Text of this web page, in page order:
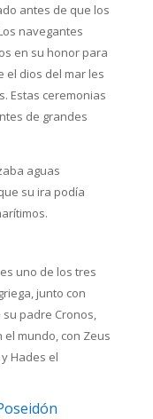
antes de que los
navegantes
en su honor para
el dios del mar les
Estas ceremonias
de grandes
aguas
su ira podía
uno de los tres
junto con
padre Cronos,
mundo, con Zeus
Hades el